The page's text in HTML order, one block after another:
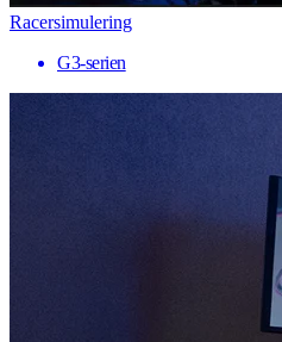
Racersimulering
G3-serien